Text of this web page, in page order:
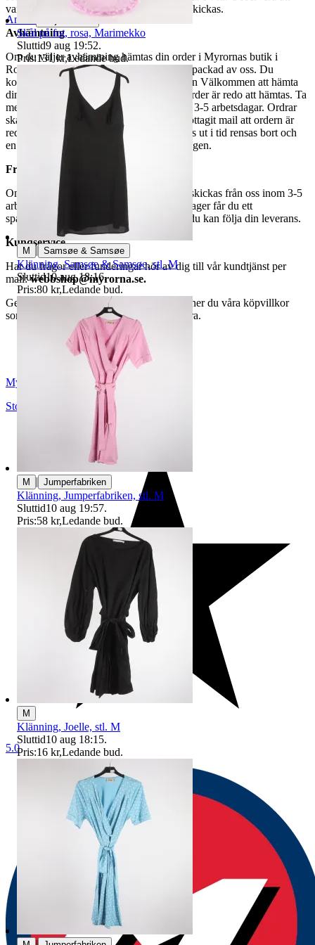
varor märkta endast avhämtning inte kan skickas.
Avhämtning
Om du väljer avhämtning hämtas din order i Myrornas butik i
Ropsten, Kolargatan 2 efter den har blivit packad av oss. Du
kommer att få ett separat mail med rubriken Välkommen att hämta
din order på Myrorna i Ropsten! när din order är redo att hämtas. Ta
med legitimation. Hanteringstiden är cirka 3-5 arbetsdagar. Ordrar
ska hämtas senast 7 dagar efter att man mottagit mail att ordern är
redo för avhämtning. Ordrar som ej hämtas ut i tid rensas bort och
en avgift på 84 kr dras av från återbetalningen.
Frakt
Om du har valt frakt kommer din vara att skickas från oss inom 3-5
arbetsdagar. När din vara har lämnat vårt lager får du ett
spårningsnummer av DSV inom kort där du kan följa din leverans.
Kundservice
Har du frågor eller funderingar hör av dig till vår kundtjänst per
mail:webbshop@myrorna.se.
Genom att buda på våra annonser godkänner du våra köpvillkor
som du hittar på vår infosida här på Tradera.
Anmäl
Myrorna
Stockholm
5.0
Skål på fot, rosa, Marimekko
Sluttid9 aug 19:52.
Pris:131 kr,Ledande bud.
M | Samsøe & Samsøe
Klänning, Samsøe & Samsøe, stl. M
Sluttid10 aug 18:16.
Pris:80 kr,Ledande bud.
M | Jumperfabriken
Klänning, Jumperfabriken, stl. M
Sluttid10 aug 19:57.
Pris:58 kr,Ledande bud.
M
Klänning, Joelle, stl. M
Sluttid10 aug 18:15.
Pris:16 kr,Ledande bud.